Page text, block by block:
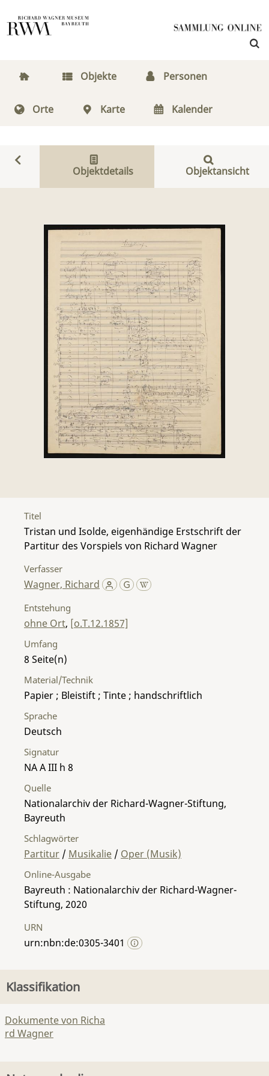
Objekte Personen
Orte Karte Kalender
Objektdetails Objektansicht
Titel
Tristan und Isolde, eigenhändige Erstschrift der
Partitur des Vorspiels von Richard Wagner
Verfasser
Wagner, Richard
Entstehung
ohne Ort, [o.T.12.1857]
Umfang
8
Material/Technik
Papier ; Bleistift ; Tinte ; handschriftlich
Sprache
Deutsch
Signatur
NA A III h 8
Quelle
Nationalarchiv der Richard-Wagner-Stiftung,
Bayreuth
Schlagwörter
Partitur / Musikalie / Oper (Musik)
Online-Ausgabe
Bayreuth : Nationalarchiv der Richard-Wagner-
Stiftung, 2020
URN
urn:nbn:de:0305-3401
Klassifikation
Dokumente von Richa
rd Wagner